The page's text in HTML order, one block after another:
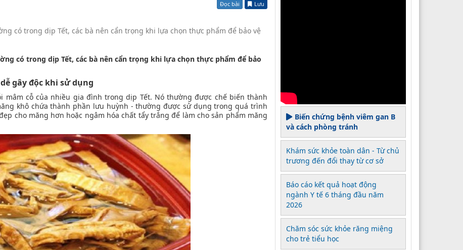
Đọc bài Lưu
có trong dịp Tết, các bà nên cẩn trọng khi lựa chọn thực phẩm để bảo vệ
có trong dịp Tết, các bà nên cẩn trọng khi lựa chọn thực phẩm để bảo
gây độc khi sử dụng
mâm cỗ của nhiều gia đình trong dịp Tết. Nó thường được chế biến thành
khô chứa thành phần lưu huỳnh - thường được sử dụng trong quá trình
cho măng hơn hoặc ngâm hóa chất tẩy trắng để làm cho sản phẩm măng
Biến chứng bệnh viêm gan B
và cách phòng tránh
Khám sức khỏe toàn dân - Từ chủ
trương đến đổi thay từ cơ sở
Báo cáo kết quả hoạt động
ngành Y tế 6 tháng đầu năm
2026
Chăm sóc sức khỏe răng miệng
cho trẻ tiểu học